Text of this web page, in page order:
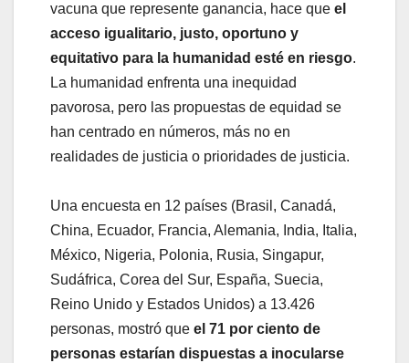
vacuna que represente ganancia, hace que el
acceso igualitario, justo, oportuno y
equitativo para la humanidad esté en riesgo.
La humanidad enfrenta una inequidad
pavorosa, pero las propuestas de equidad se
han centrado en números, más no en
realidades de justicia o prioridades de justicia.
Una encuesta en 12 países (Brasil, Canadá,
China, Ecuador, Francia, Alemania, India, Italia,
México, Nigeria, Polonia, Rusia, Singapur,
Sudáfrica, Corea del Sur, España, Suecia,
Reino Unido y Estados Unidos) a 13.426
personas, mostró que el 71 por ciento de
personas estarían dispuestas a inocularse